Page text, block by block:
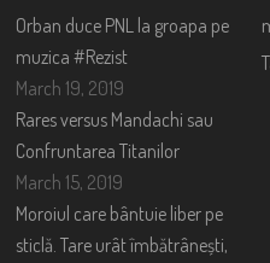
Orban duce PNL la groapa pe
muzica #Rezist
March 19, 2019
Rares versus Mandachi sau
Confruntarea Titanilor
March 15, 2019
Moroiul care bântuie liber pe
sticlă. Tare urât îmbătrânești,